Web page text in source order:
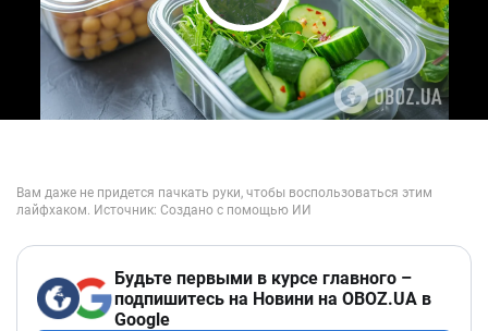
Play Video
Будьте первыми в курсе главного –
подпишитесь на Новини на OBOZ.UA в
Google